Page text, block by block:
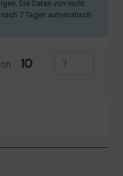
Die Daten von nicht
7 Tagen automatisch